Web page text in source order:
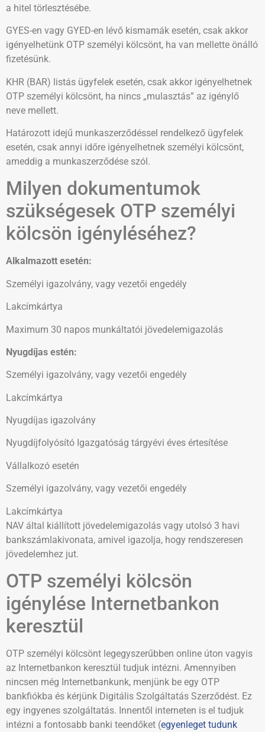
a hitel törlesztésébe.
GYES-en vagy GYED-en lévő kismamák esetén, csak akkor
igényelhetünk OTP személyi kölcsönt, ha van mellette önálló
fizetésünk.
KHR (BAR) listás ügyfelek esetén, csak akkor igényelhetnek
OTP személyi kölcsönt, ha nincs „mulasztás” az igénylő
neve mellett.
Határozott idejű munkaszerződéssel rendelkező ügyfelek
esetén, csak annyi időre igényelhetnek személyi kölcsönt,
ameddig a munkaszerződése szól.
Milyen dokumentumok
szükségesek OTP személyi
kölcsön igényléséhez?
Alkalmazott esetén:
Személyi igazolvány, vagy vezetői engedély
Lakcímkártya
Maximum 30 napos munkáltatói jövedelemigazolás
Nyugdíjas estén:
Személyi igazolvány, vagy vezetői engedély
Lakcímkártya
Nyugdíjas igazolvány
Nyugdíjfolyósító Igazgatóság tárgyévi éves értesítése
Vállalkozó esetén
Személyi igazolvány, vagy vezetői engedély
Lakcímkártya
NAV által kiállított jövedelemigazolás vagy utolsó 3 havi
bankszámlakivonata, amivel igazolja, hogy rendszeresen
jövedelemhez jut.
OTP személyi kölcsön
igénylése Internetbankon
keresztül
OTP személyi kölcsönt legegyszerűbben online úton vagyis
az Internetbankon keresztül tudjuk intézni. Amennyiben
nincsen még Internetbankunk, menjünk be egy OTP
bankfiókba és kérjünk Digitális Szolgáltatás Szerződést. Ez
egy ingyenes szolgáltatás. Innentől interneten is el tudjuk
intézni a fontosabb banki teendőket (egyenleget tudunk